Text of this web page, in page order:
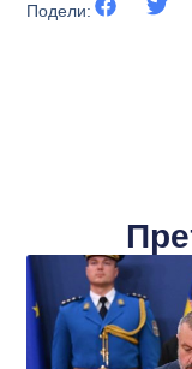
Подели: